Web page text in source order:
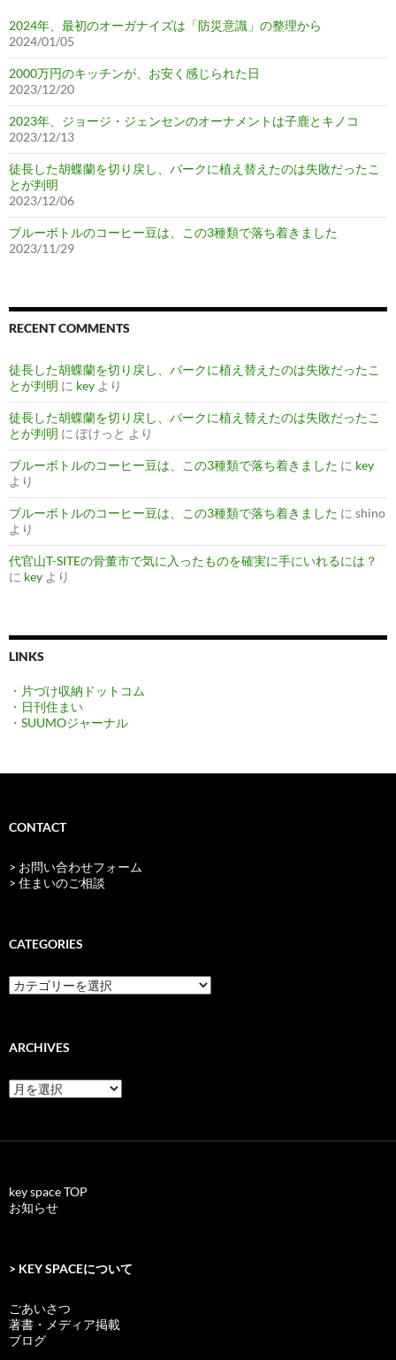
2024年、最初のオーガナイズは「防災意識」の整理から
2024/01/05
2000万円のキッチンが、お安く感じられた日
2023/12/20
2023年、ジョージ・ジェンセンのオーナメントは子鹿とキノコ
2023/12/13
徒長した胡蝶蘭を切り戻し、バークに植え替えたのは失敗だったこ
とが判明
2023/12/06
ブルーボトルのコーヒー豆は、この3種類で落ち着きました
2023/11/29
RECENT COMMENTS
徒長した胡蝶蘭を切り戻し、バークに植え替えたのは失敗だったこ
とが判明 に key より
徒長した胡蝶蘭を切り戻し、バークに植え替えたのは失敗だったこ
とが判明 に ぽけっと より
ブルーボトルのコーヒー豆は、この3種類で落ち着きました に key
より
ブルーボトルのコーヒー豆は、この3種類で落ち着きました に shino
より
代官山T-SITEの骨董市で気に入ったものを確実に手にいれるには？
に key より
LINKS
・ 片づけ収納ドットコム
・ 日刊住まい
・ SUUMOジャーナル
CONTACT
> お問い合わせフォーム
> 住まいのご相談
CATEGORIES
categories
ARCHIVES
archives
key space TOP
お知らせ
> KEY SPACEについて
ごあいさつ
著書・メディア掲載
ブログ